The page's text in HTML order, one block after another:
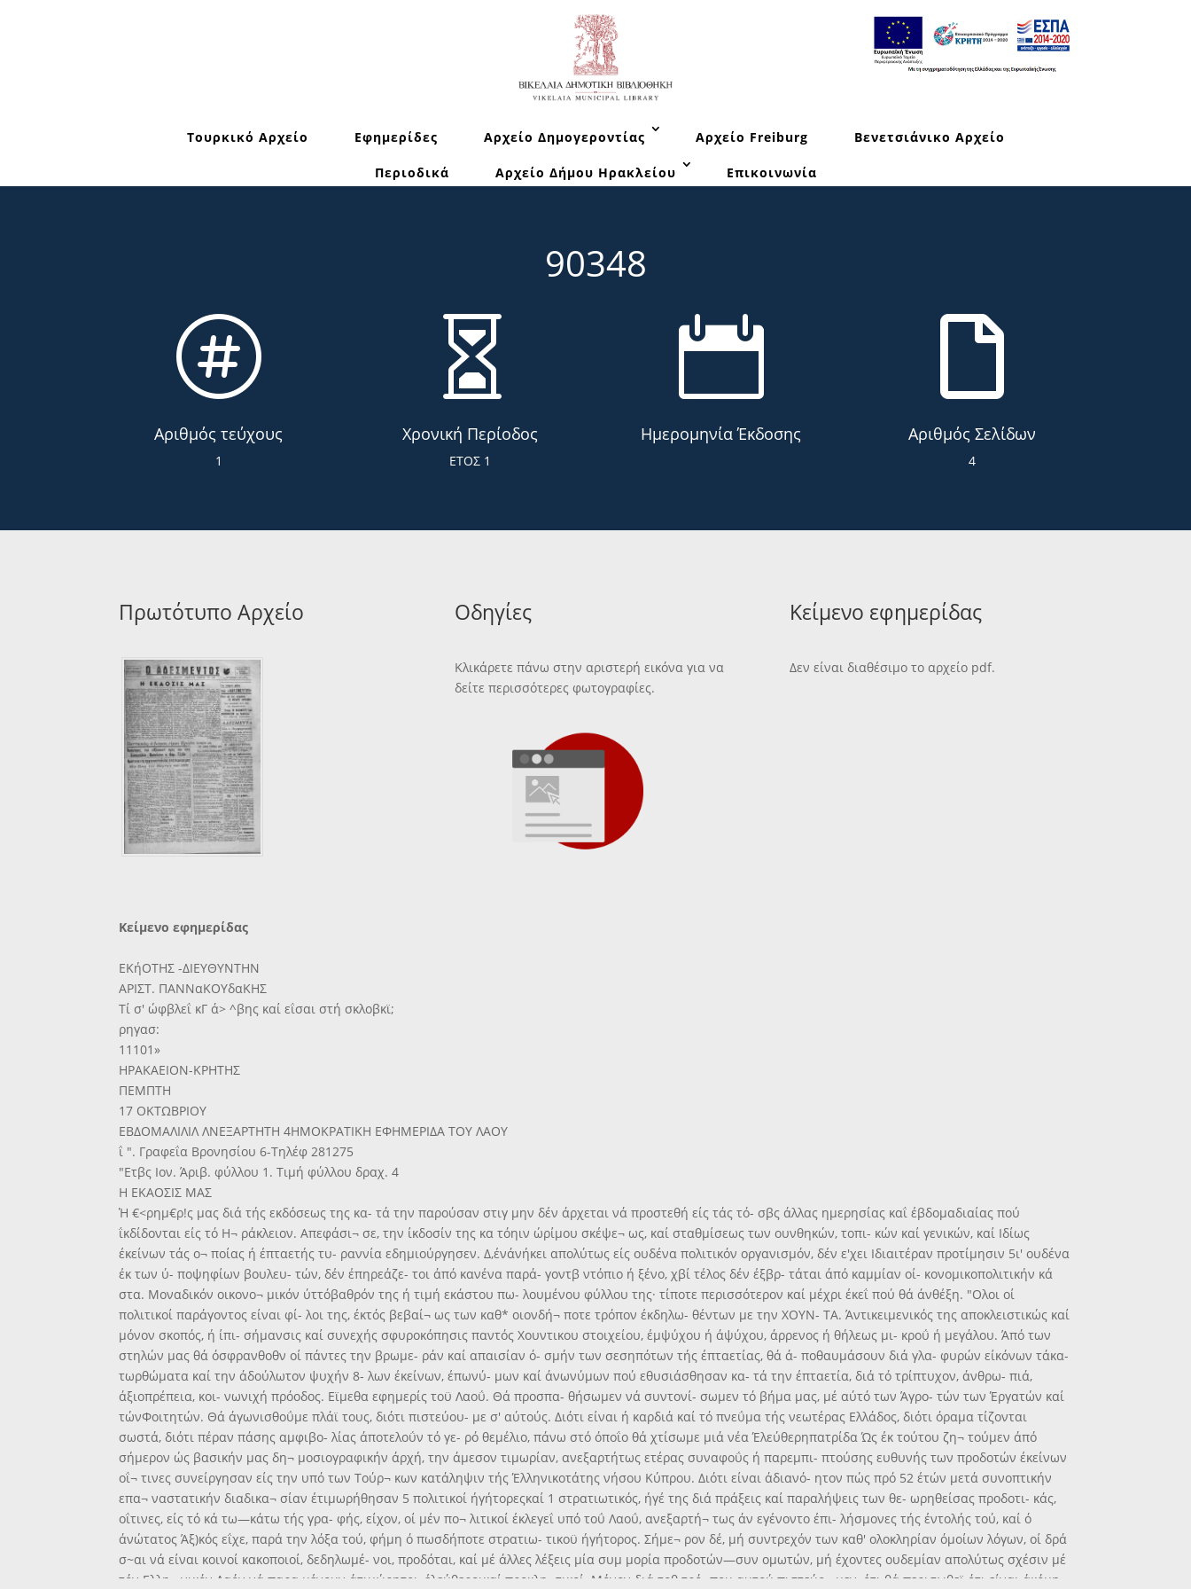
Τουρκικό Αρχείο Εφημερίδες Αρχείο Δημογεροντίας Αρχείο Freiburg Βενετσιάνικο Αρχείο
Περιοδικά Αρχείο Δήμου Ηρακλείου Επικοινωνία
90348

Αριθμός τεύχους
1

Χρονική Περίοδος
ΕΤΟΣ 1

Ημερομηνία Έκδοσης

Αριθμός Σελίδων
4
Πρωτότυπο Αρχείο Οδηγίες
Κλικάρετε πάνω στην αριστερή εικόνα για να
δείτε περισσότερες φωτογραφίες.
Κείμενο εφημερίδας
Δεν είναι διαθέσιμο το αρχείο pdf.
Κείμενο εφημερίδας
ΕΚήΟΤΗΣ -ΔΙΕΥΘΥΝΤΗΝ
ΑΡΙΣΤ. ΠΑΝΝαΚΟΥδαΚΗΣ
Τί σ' ώφβλεΐ κΓ ά> ^βης καί εΐσαι στή σκλοβκϊ;
ρηγασ:
11101»
ΗΡΑΚΑΕΙΟΝ-ΚΡΗΤΗΣ
ΠΕΜΠΤΗ
17 ΟΚΤΩΒΡΙΟΥ
ΕΒΔΟΜΑΛΙΛΙΛ ΛΝΕΞΑΡΤΗΤΗ 4ΗΜΟΚΡΑΤΙΚΗ ΕΦΗΜΕΡΙΔΑ ΤΟΥ ΛΑΟΥ
ΐ ". Γραφεΐα Βρονησίου 6-Τηλέφ 281275
"Ετβς Ιον. Άριβ. φύλλου 1. Τιμή φύλλου δραχ. 4
Η ΕΚΑΟΣΙΣ ΜΑΣ
Ή €<ρημ€ρ!ς μας διά τής εκδόσεως της κα- τά την παρούσαν στιγ μην δέν άρχεται νά προστεθή είς τάς τό- σβς άλλας ημερησίας καΐ έβδομαδιαίας πού
ΐκδίδονται είς τό Η¬ ράκλειον. Απεφάσι¬ σε, την ίκδοσίν της κα τόηιν ώρίμου σκέψε¬ ως, καί σταθμίσεως των ουνθηκών, τοπι- κών καί γενικών, καί Ιδίως
έκείνων τάς ο¬ ποίας ή έπταετής τυ- ραννία εδημιούργησεν. Δ,ένάνήκει απολύτως είς ουδένα πολιτικόν οργανισμόν, δέν ε'χει Ιδιαιτέραν προτίμησιν 5ι' ουδένα
έκ των ύ- ποψηφίων βουλευ- τών, δέν έπηρεάζε- τοι άπό κανένα παρά- γοντβ ντόπιο ή ξένο, χβί τέλος δέν έξβρ- τάται άπό καμμίαν οί- κονομικοπολιτικήν κά
στα. Μοναδικόν οικονο¬ μικόν ύττόβαθρόν της ή τιμή εκάστου πω- λουμένου φύλλου της· τίποτε περισσότερον καί μέχρι έκεΐ πού θά άνθέξη. "Ολοι οί
πολιτικοί παράγοντος είναι φί- λοι της, έκτός βεβαί¬ ως των καθ* οιονδή¬ ποτε τρόπον έκδηλω- θέντων με την ΧΟΥΝ- ΤΑ. Άντικειμενικός της αποκλειστικώς καί
μόνον σκοπός, ή ίπι- σήμανσις καί συνεχής σφυροκόπησις παντός Χουντικου στοιχείου, έμψύχου ή άψύχου, άρρενος ή θήλεως μι- κροΰ ή μεγάλου. Άπό των
στηλών μας θά όσφρανθοθν οί πάντες την βρωμε- ράν καί απαισίαν ό- σμήν των σεσηπότων τής έπταετίας, θά ά- ποθαυμάσουν διά γλα- φυρών είκόνων τάκα-
τωρθώματα καί την άδούλωτον ψυχήν 8- λων έκείνων, έπωνύ- μων καί άνωνύμων πού εθυσιάσθησαν κα- τά την έπταετία, διά τό τρίπτυχον, άνθρω- πιά,
άξιοπρέπεια, κοι- νωνιχή πρόοδος. Εϊμεθα εφημερίς τοϋ Λαοΰ. Θά προσπα- θήσωμεν νά συντονί- σωμεν τό βήμα μας, μέ αύτό των Άγρο- τών των Έργατών καί
τώνΦοιτητών. Θά άγωνισθοΰμε πλάϊ τους, διότι πιστεύου- με σ' αύτούς. Διότι είναι ή καρδιά καί τό πνεΰμα τής νεωτέρας Ελλάδος, διότι όραμα τίζονται
σωστά, διότι πέραν πάσης αμφιβο- λίας άποτελοΰν τό γε- ρό θεμέλιο, πάνω στό όποΐο θά χτίσωμε μιά νέα Έλεύθερηπατρίδα Ώς έκ τούτου ζη¬ τούμεν άπό
σήμερον ώς βασικήν μας δη¬ μοσιογραφικήν άρχή, την άμεσον τιμωρίαν, ανεξαρτήτως ετέρας συναφοΰς ή παρεμπι- πτούσης ευθυνής των προδοτών έκείνων
οΐ¬ τινες συνείργησαν είς την υπό των Τούρ¬ κων κατάληψιν τής Έλληνικοτάτης νήσου Κύπρου. Διότι είναι άδιανό- ητον πώς πρό 52 έτών μετά συνοπτικήν
επα¬ ναστατικήν διαδικα¬ σίαν έτιμωρήθησαν 5 πολιτικοί ήγήτορεςκαί 1 στρατιωτικός, ήγέ της διά πράξεις καί παραλήψεις των θε- ωρηθείσας προδοτι- κάς,
οΐτινες, είς τό κά τω—κάτω τής γρα- φής, είχον, οί μέν πο¬ λιτικοί έκλεγεΐ υπό τοΰ Λαοΰ, ανεξαρτή¬ τως άν εγένοντο έπι- λήσμονες τής έντολής τού, καί ό
άνώτατος Άξ)κός εΐχε, παρά την λόξα τού, φήμη ό πωσδήποτε στρατιω- τικοϋ ήγήτορος. Σήμε¬ ρον δέ, μή συντρεχόν των καθ' ολοκληρίαν όμοίων λόγων, οί δρά
σ~αι νά είναι κοινοί κακοποιοί, δεδηλωμέ- νοι, προδόται, καί μέ άλλες λέξεις μία συμ μορία προδοτών—συν ομωτών, μή έχοντες ουδεμίαν απολύτως σχέσιν μέ
τόν Ελλη¬ νικόν Λαόν νά παρα μένουν άτιμώρητοι, έλεύθεροικαί προκλη- τικοί. Μόνον διά τοθ τρό- που αυτού πιστεύο¬ μεν, ότι θά περισωθεϊ ότι είναι άκόμη